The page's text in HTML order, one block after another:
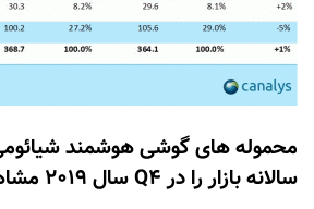
محموله های گوشی هوشمند
سالانه بازار را در Q4 سال 2019 مشاهده می کنند